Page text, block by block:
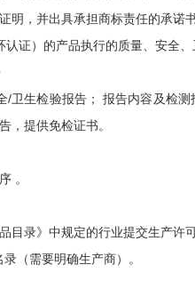
明，并出具承担商标责任的承诺书
证）的产品执行的质量、安全、
/卫生检验报告； 报告内容及检
，提供免检证书。
。
目录》中规定的行业提交生产许可
（需要明确生产商）。